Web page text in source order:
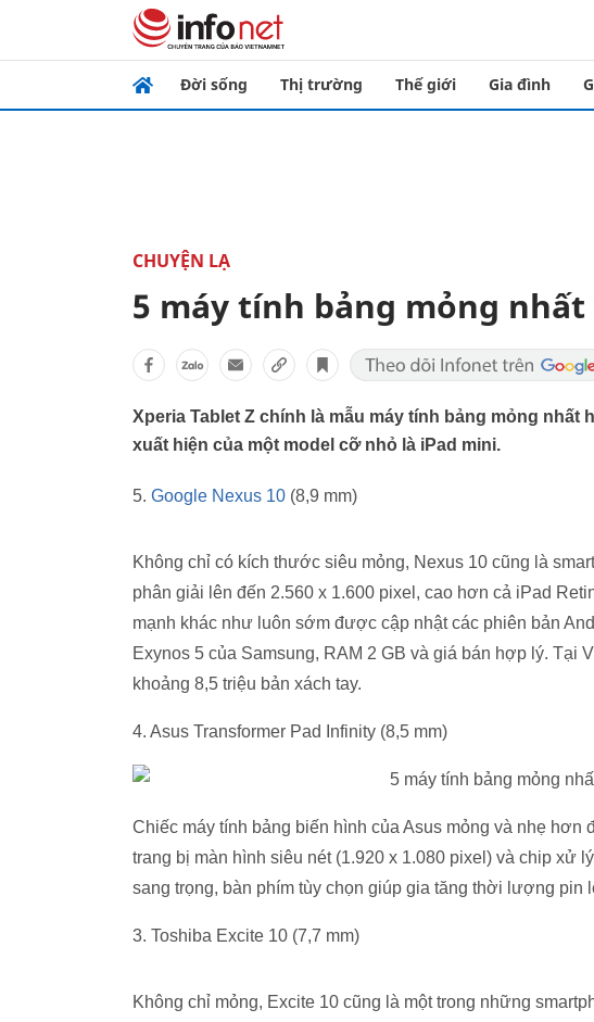
Đời sống Thị trường Thế giới Gia đình
CHUYỆN LẠ
5 máy tính bảng mỏng
Xperia Tablet Z chính là mẫu máy tính bảng mỏng
xuất hiện của một model cỡ nhỏ là iPad mini.
5. Google Nexus 10 (8,9 mm)
Không chỉ có kích thước siêu mỏng, Nexus 10 cũng là
phân giải lên đến 2.560 x 1.600 pixel, cao hơn cả iPad
mạnh khác như luôn sớm được cập nhật các phiên bản
Exynos 5 của Samsung, RAM 2 GB và giá bán hợp lý. Tại
khoảng 8,5 triệu bản xách tay.
4. Asus Transformer Pad Infinity (8,5 mm)
Chiếc máy tính bảng biến hình của Asus mỏng và nhẹ
trang bị màn hình siêu nét (1.920 x 1.080 pixel) và chip xử
sang trọng, bàn phím tùy chọn giúp gia tăng thời lượng pin
3. Toshiba Excite 10 (7,7 mm)
Không chỉ mỏng, Excite 10 cũng là một trong những